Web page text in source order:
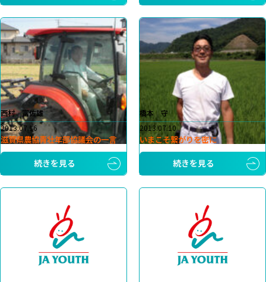
西村 富佐雄
2013.07.16
滋賀県農協青壮年部協議会の一言
続きを見る
橋本 守
2013.07.10
いまこそ繋がりを密に
続きを見る